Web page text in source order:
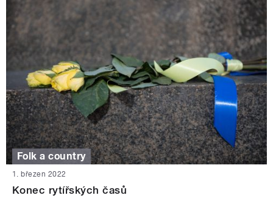
Folk a country
1. březen 2022
Konec rytířských časů